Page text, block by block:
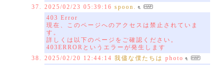
2025/02/23 05:39:16 spoon.
403 Error
現在、このページへのアクセスは禁止されていま
す。
詳しくは以下のページをご確認ください。
403ERRORというエラーが発生します
2025/02/20 12:44:14 我儘な僕たちは photo